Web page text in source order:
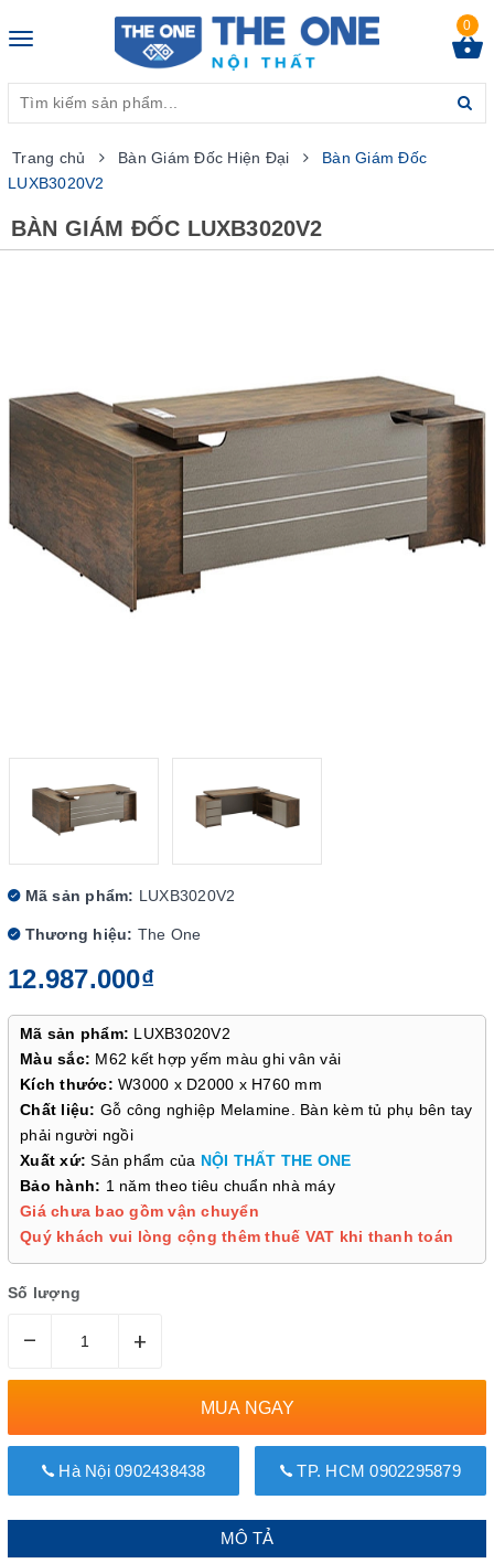
Toggle
0
Trang chủ Bàn Giám Đốc Hiện Đại
Bàn Giám Đốc
LUXB3020V2
BÀN GIÁM ĐỐC LUXB3020V2
Mã sản phẩm: LUXB3020V2
Thương hiệu: The One
12.987.000₫
Mã sản phẩm: LUXB3020V2
Màu sắc: M62 kết hợp yếm màu ghi vân vải
Kích thước: W3000 x D2000 x H760 mm
Chất liệu: Gỗ công nghiệp Melamine. Bàn kèm tủ phụ bên tay
phải người ngồi
Xuất xứ:Sản phẩm của NỘI THẤT THE ONE
Bảo hành: 1 năm theo tiêu chuẩn nhà máy
Giá chưa bao gồm vận chuyển
Quý khách vui lòng cộng thêm thuế VAT khi thanh toán
Số lượng
– +
MUA NGAY
Hà Nội 0902438438 TP. HCM 0902295879
MÔ TẢ